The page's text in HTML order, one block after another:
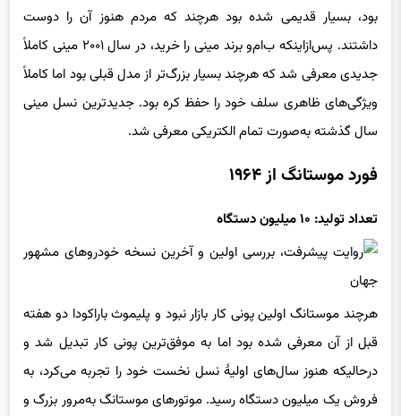
بود، بسیار قدیمی شده بود هرچند که مردم هنوز آن را دوست
داشتند. پس‌ازاینکه ب‌ام‌و برند مینی را خرید، در سال ۲۰۰۱ مینی کاملاً
جدیدی معرفی شد که هرچند بسیار بزرگ‌تر از مدل قبلی بود اما کاملاً
ویژگی‌های ظاهری سلف خود را حفظ کره بود. جدیدترین نسل مینی
سال گذشته به‌صورت تمام الکتریکی معرفی شد.
فورد موستانگ از ۱۹۶۴
تعداد تولید: ۱۰ میلیون دستگاه
هرچند موستانگ اولین پونی کار بازار نبود و پلیموث باراکودا دو هفته
قبل از آن معرفی شده بود اما به موفق‌ترین پونی کار تبدیل شد و
درحالیکه هنوز سال‌های اولیهٔ نسل نخست خود را تجربه می‌کرد، به
فروش یک میلیون دستگاه رسید. موتورهای موستانگ به‌مرور بزرگ و